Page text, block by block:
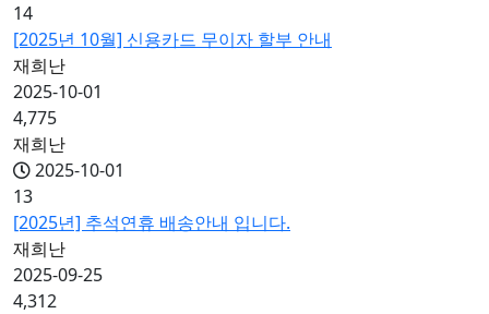
14
[2025년 10월] 신용카드 무이자 할부 안내
재희난
2025-10-01
4,775
재희난
2025-10-01
13
[2025년] 추석연휴 배송안내 입니다.
재희난
2025-09-25
4,312